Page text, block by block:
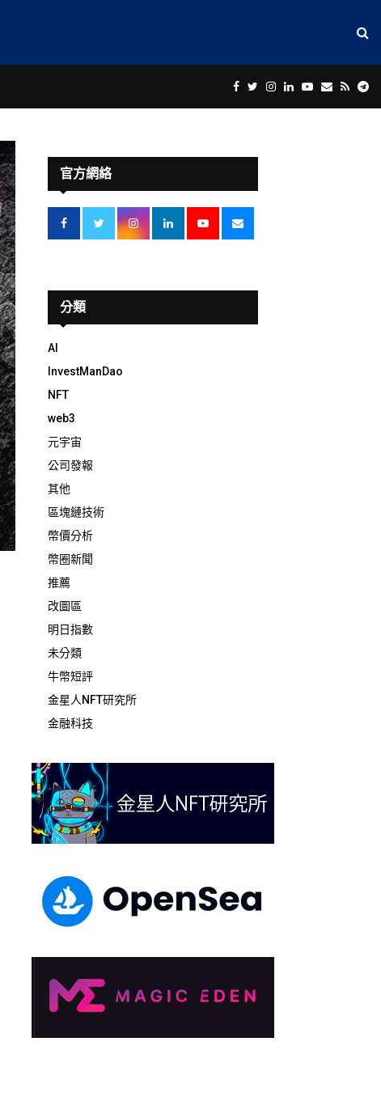
Facebook
Twitter
Instagram
LinkedinYoutube
Email
Rss
官方網絡
分類
AI
InvestManDao
NFT
web3
元宇宙
公司發報
其他
區塊鏈技術
幣價分析
幣圈新聞
推薦
改圖區
明日指數
未分類
牛幣短評
金星人NFT研究所
金融科技